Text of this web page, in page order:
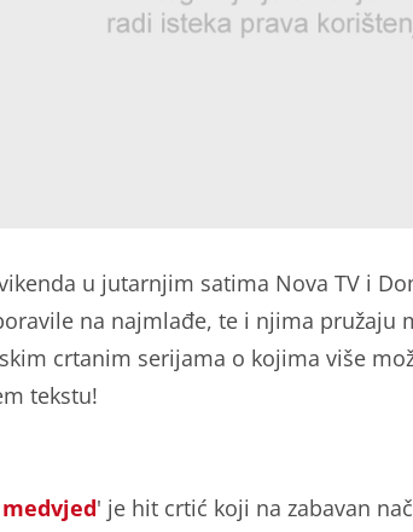
u jutarnjim satima Nova TV i
na najmlađe, te i njima pružaju
crtanim serijama o kojima više
tekstu!
' je hit crtić koji na zabavan